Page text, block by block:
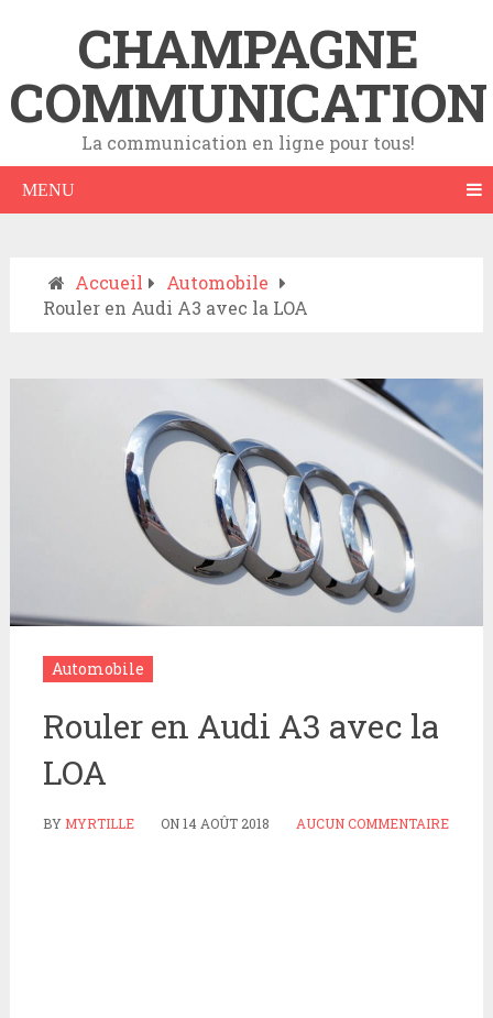
CHAMPAGNE
COMMUNICATION
La communication en ligne pour tous!
MENU
Accueil
Automobile
Rouler en Audi A3 avec la LOA
Automobile
Rouler en Audi A3 avec la
LOA
BY MYRTILLE ON14 AOÛT 2018 AUCUN COMMENTAIRE